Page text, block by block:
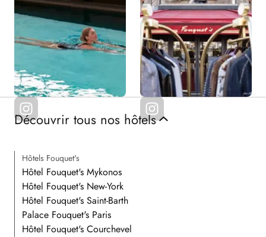
Découvrir tous nos hôtels
Hôtels Fouquet's
Hôtel Fouquet's Mykonos
Hôtel Fouquet's New-York
Hôtel Fouquet's Saint-Barth
Palace Fouquet's Paris
Hôtel Fouquet's Courchevel